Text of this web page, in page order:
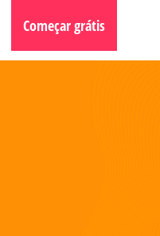
Começar grátis